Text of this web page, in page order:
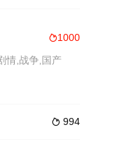
1000
情,战争,国产
 994